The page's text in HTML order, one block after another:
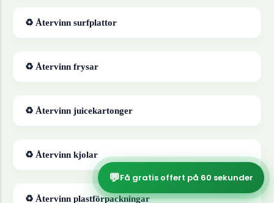
♻ Återvinn surfplattor
♻ Återvinn frysar
♻ Återvinn juicekartonger
♻ Återvinn kjolar
♻ Återvinn plastförpackningar
💬Få gratis offert på 60 sekunder